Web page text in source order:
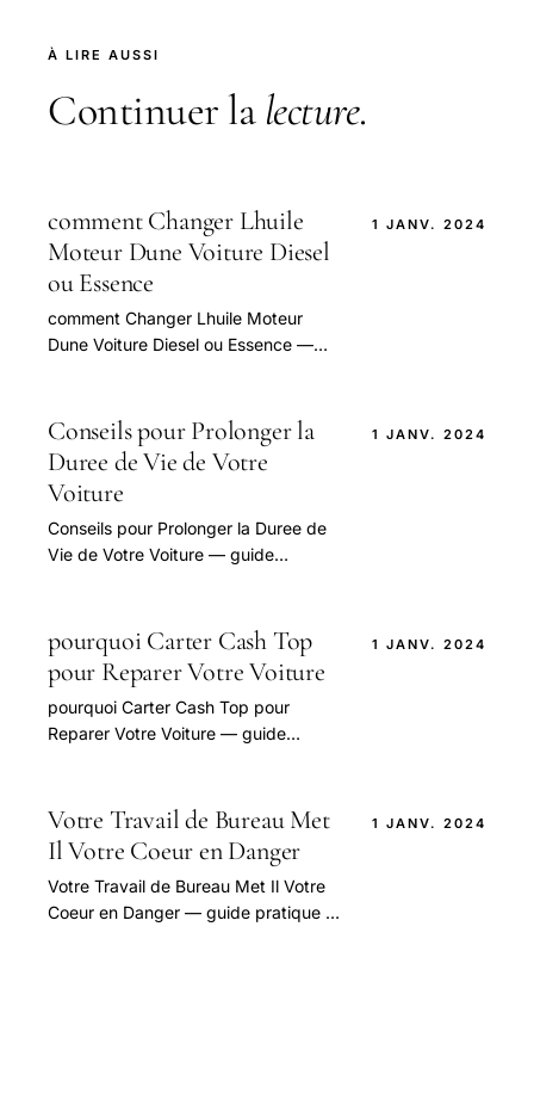
À LIRE AUSSI
Continuer la lecture.
comment Changer Lhuile
Moteur Dune Voiture Diesel
ou Essence
comment Changer Lhuile Moteur
Dune Voiture Diesel ou Essence —
1 JANV. 2024
Conseils pour Prolonger la
Duree de Vie de Votre
Voiture
Conseils pour Prolonger la Duree de
Vie de Votre Voiture — guide
1 JANV. 2024
pourquoi Carter Cash Top
pour Reparer Votre Voiture
pourquoi Carter Cash Top pour
Reparer Votre Voiture — guide
1 JANV. 2024
Votre Travail de Bureau Met
Il Votre Coeur en Danger
Votre Travail de Bureau Met Il Votre
Coeur en Danger — guide pratique et
1 JANV. 2024